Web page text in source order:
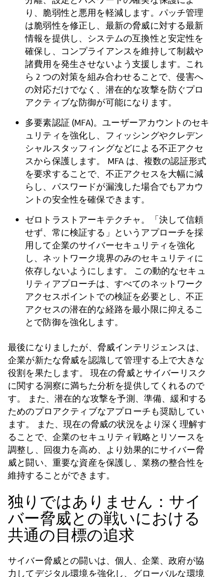
り、脆弱性と悪用を軽減します。パッチ管理
は脆弱性を修正し、最新の脅威に対する最新
情報を提供し、システムの互換性と安定性を
確保し、コンプライアンスを維持して制裁や
諸費用を発生させないよう支援します。これ
ら 2 つの対策を組み合わせることで、侵害へ
の対応だけでなく、潜在的な攻撃を防ぐプロ
アクティブな防御が可能になります。
多要素認証 (MFA)。ユーザーアカウントのセキ
ュリティを強化し、フィッシングやクレデン
シャルスタッフィングなどによる不正アクセ
スから保護します。 MFA は、複数の認証形式
を要求することで、不正アクセスを大幅に減
らし、パスワードが漏洩した場合でもアカウ
ントの安全性を確保できます。
ゼロトラストアーキテクチャ。「決して信頼
せず、常に検証する」というアプローチを採
用して企業のサイバーセキュリティを強化
し、ネットワーク境界のみのセキュリティに
依存しないようにします。 この動的なセキュ
リティアプローチは、すべてのネットワーク
アクセスポイントでの検証を必要とし、不正
アクセスの潜在的な経路を最小限に抑えるこ
とで防御を強化します。
最後になりましたが、脅威インテリジェンスは、
企業が新たな脅威を認識して管理する上で大きな
役割を果たします。 現在の脅威とサイバーリスク
に関する洞察に満ちた分析を提供してくれるので
す。 また、潜在的な攻撃を予測、準備、緩和する
ためのプロアクティブなアプローチも奨励してい
ます。 また、現在の脅威の状況をより深く理解す
ることで、企業のセキュリティ戦略とリソースを
調整し、回復力を高め、より効果的にサイバー脅
威と闘い、重要な資産を保護し、業務の整合性を
維持することができます。
独りではありません：サイ
バー脅威との戦いにおける
共通の目標の追求
サイバー脅威との闘いは、個人、企業、政府が協
力してデジタル環境を強化し、グローバルな環境